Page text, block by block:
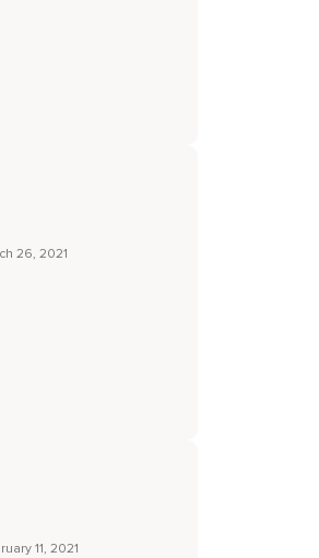
estado de reflexão,
vida.
26, 2021
11, 2021